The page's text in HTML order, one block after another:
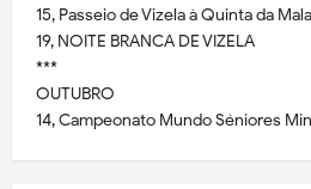
15, Passeio de Vizela à Quinta da
19, NOITE BRANCA DE VIZELA
***
OUTUBRO
14, Campeonato Mundo Séniores